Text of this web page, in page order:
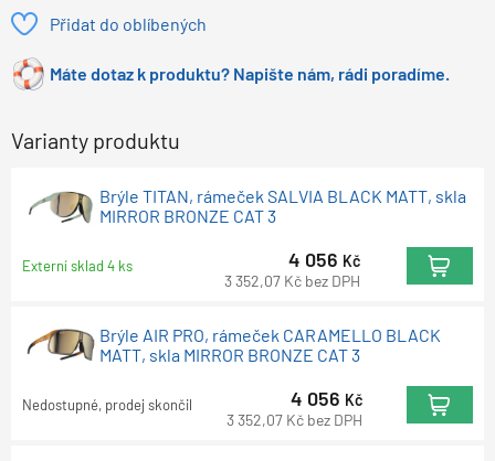
Přidat do oblíbených
Máte dotaz k produktu? Napište nám, rádi poradíme.
Varianty produktu
Brýle TITAN, rámeček SALVIA BLACK MATT, skla
MIRROR BRONZE CAT 3
Externí sklad 4 ks 4 056 Kč
3 352,07 Kč bez DPH
Brýle AIR PRO, rámeček CARAMELLO BLACK
MATT, skla MIRROR BRONZE CAT 3
Nedostupné, prodej skončil 4 056 Kč
3 352,07 Kč bez DPH